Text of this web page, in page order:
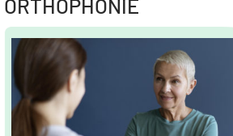
ORTHOPHONIE